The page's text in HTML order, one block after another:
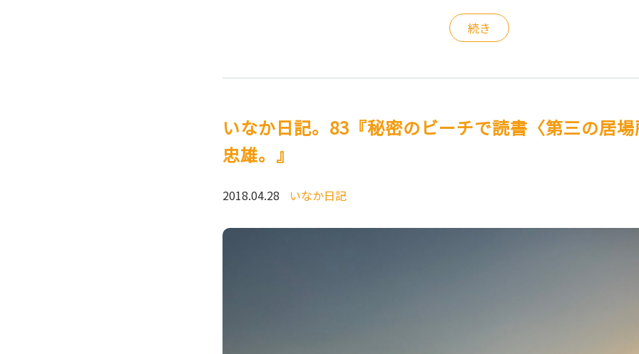
続き
いなか日記。83『秘密のビーチで読書〈第三の居
忠雄。』
2018.04.28 いなか日記